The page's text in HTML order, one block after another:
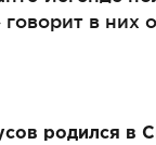
в них
родился в